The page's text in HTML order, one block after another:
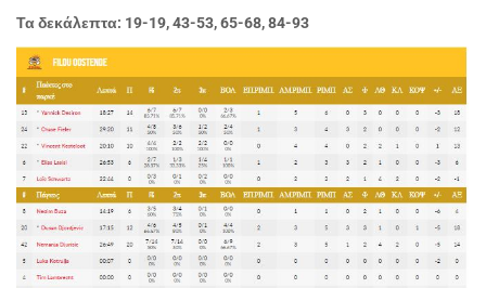
Τα δεκάλεπτα: 19-19, 43-53, 65-68,84-93